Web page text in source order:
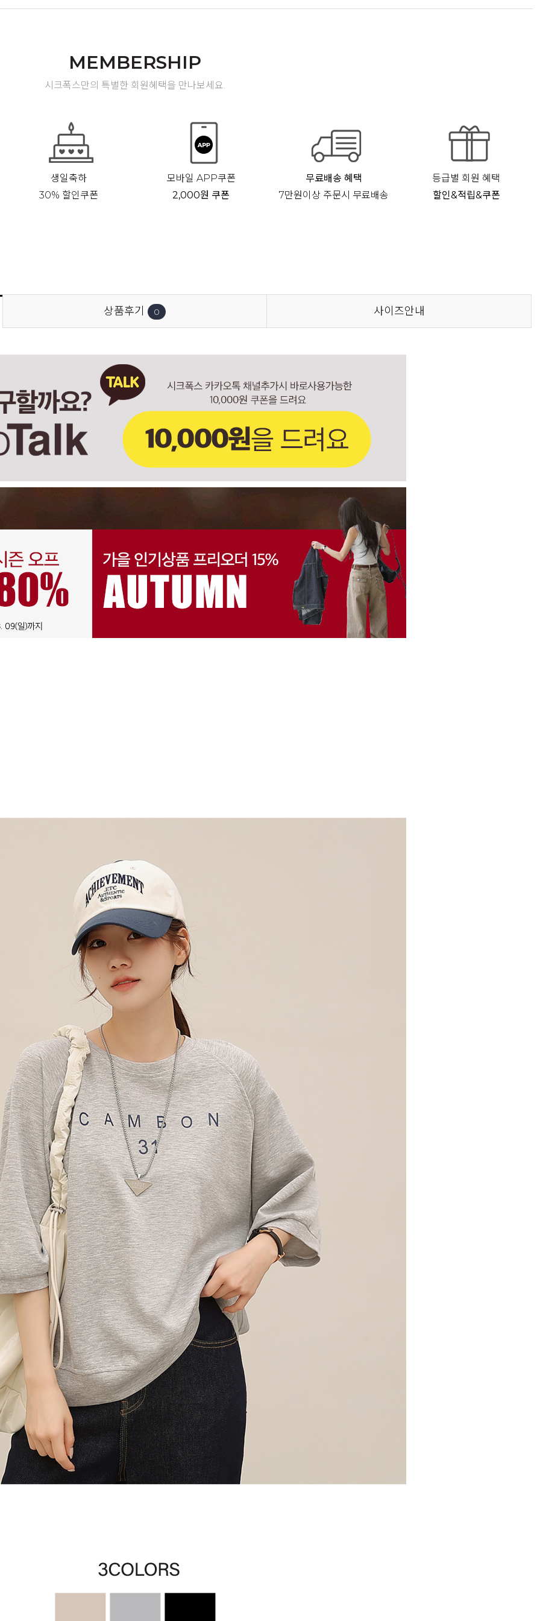
MEMBERSHIP
시크폭스만의 특별한 회원혜택을 만나보세요.
생일축하
30% 할인쿠폰
모바일 APP쿠폰
2,000원 쿠폰
무료배송 혜택
7만원이상 주문시 무료배송
등급별 회원 혜택
할인&적립&쿠폰
상품후기 0 사이즈안내